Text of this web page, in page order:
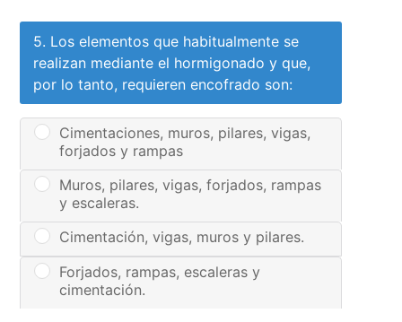
5. Los elementos que habitualmente se
realizan mediante el hormigonado y que,
por lo tanto, requieren encofrado son:
Cimentaciones, muros, pilares, vigas,
forjados y rampas
Muros, pilares, vigas, forjados, rampas
y escaleras.
Cimentación, vigas, muros y pilares.
Forjados, rampas, escaleras y
cimentación.